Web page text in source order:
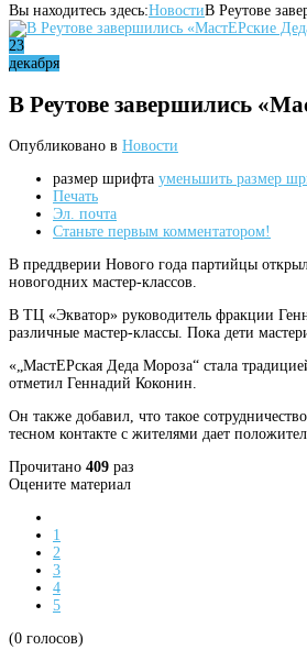
Вы находитесь здесь:НовостиВ Реутове
23
декабря
В Реутове завершились
Опубликовано в Новости
размер шрифта уменьшить размер
Печать
Эл. почта
Станьте первым комментатором!
B преддверии Нового года партийцы
новогодних мастер-классов.
В ТЦ «Экватор» руководитель фракции
различные мастер-классы. Пока дети
«„МастЕРская Деда Мороза“ стала
отметил Геннадий Коконин.
Он также добавил, что такое
тесном контакте с жителями дает
Прочитано 409 раз
Оцените материал
1
2
3
4
5
(0 голосов)